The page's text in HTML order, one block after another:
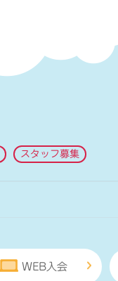
スタッフ募集
WEB入会